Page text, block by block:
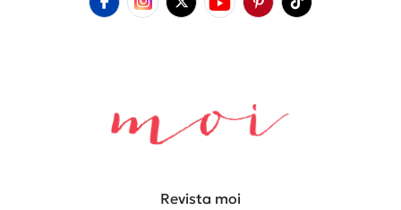
Revista moi